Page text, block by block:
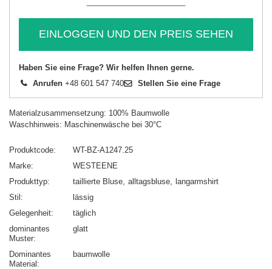
EINLOGGEN UND DEN PREIS SEHEN
Haben Sie eine Frage? Wir helfen Ihnen gerne.
Anrufen +48 601 547 740 Stellen Sie eine Frage
Materialzusammensetzung: 100% Baumwolle
Waschhinweis: Maschinenwäsche bei 30°C
Produktcode
WT-BZ-A1247.25
Marke
WESTEENE
Produkttyp
taillierte Bluse alltagsbluse
langarmshirt
Stil
lässig
Gelegenheit
täglich
dominantes
Muster
glatt
Dominantes
Material
baumwolle